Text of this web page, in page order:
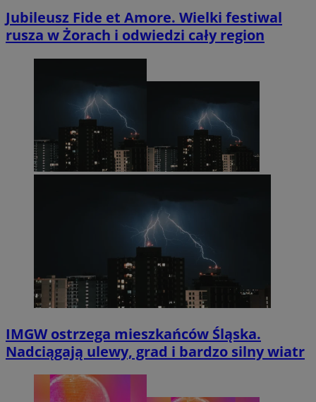
Jubileusz Fide et Amore. Wielki festiwal
rusza w Żorach i odwiedzi cały region
IMGW ostrzega mieszkańców Śląska.
Nadciągają ulewy, grad i bardzo silny wiatr